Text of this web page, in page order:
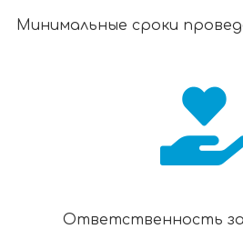
Минимальные сроки
Ответственность